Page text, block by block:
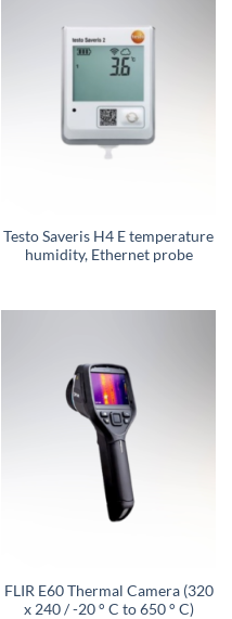
Testo Saveris H4 E temperature
humidity, Ethernet probe
FLIR E60 Thermal Camera (320
x 240 / -20 ° C to 650 ° C)